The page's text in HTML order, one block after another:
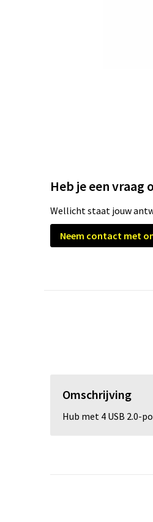
Heb je een
Wellicht staat jouw
Neem contact met
Omschrijving
Hub met 4 USB 2.0-